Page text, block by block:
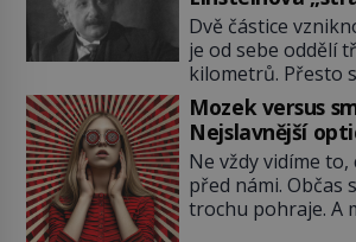
zvířat často spíš
doma králíka,
můžete. A nejspíš
chutnat, ovšem
jako občasný
na dálku“ dál
vědce
Dvě částice
je od sebe oddělí
kilometrů. Přesto
chovají, jako by
existovalo
Einstein tomu s
ironie říká
dálku“ a dlouhá
musí existovat
Mozek versus
Nejslavnější
Ne vždy vidíme
před námi. Občas
trochu pohraje. A